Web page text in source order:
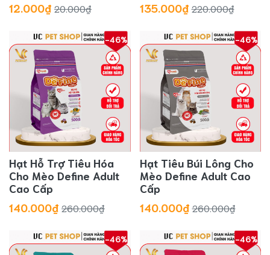
12.000₫ 20.000₫
135.000₫ 220.000₫
-46%
Hạt Hỗ Trợ Tiêu Hóa
Cho Mèo Define Adult
Cao Cấp
140.000₫ 260.000₫
-46%
Hạt Tiêu Búi Lông Cho
Mèo Define Adult Cao
Cấp
140.000₫ 260.000₫
-46% -46%